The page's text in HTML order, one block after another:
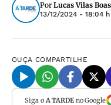
Por Lucas Vilas Boas
13/12/2024 - 18:04 h
OUÇA COMPARTILHE
Siga o A TARDEno Google